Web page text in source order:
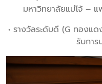
มหาวิทยาลัยแม่โจ้ – แ
• รางวัลระดับดี (G ทองแ
รับการ